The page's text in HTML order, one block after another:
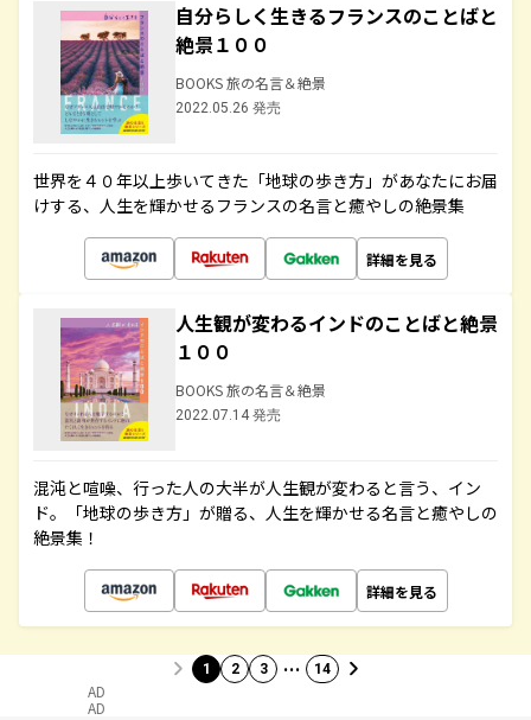
自分らしく生きるフランスのことばと
絶景１００
BOOKS 旅の名言＆絶景
2022.05.26 発売
世界を４０年以上歩いてきた「地球の歩き方」があなたにお届
けする、人生を輝かせるフランスの名言と癒やしの絶景集
詳細を見る
人生観が変わるインドのことばと絶景
１００
BOOKS 旅の名言＆絶景
2022.07.14 発売
混沌と喧噪、行った人の大半が人生観が変わると言う、イン
ド。「地球の歩き方」が贈る、人生を輝かせる名言と癒やしの
絶景集！
詳細を見る
1 2 3 … 14
AD
AD